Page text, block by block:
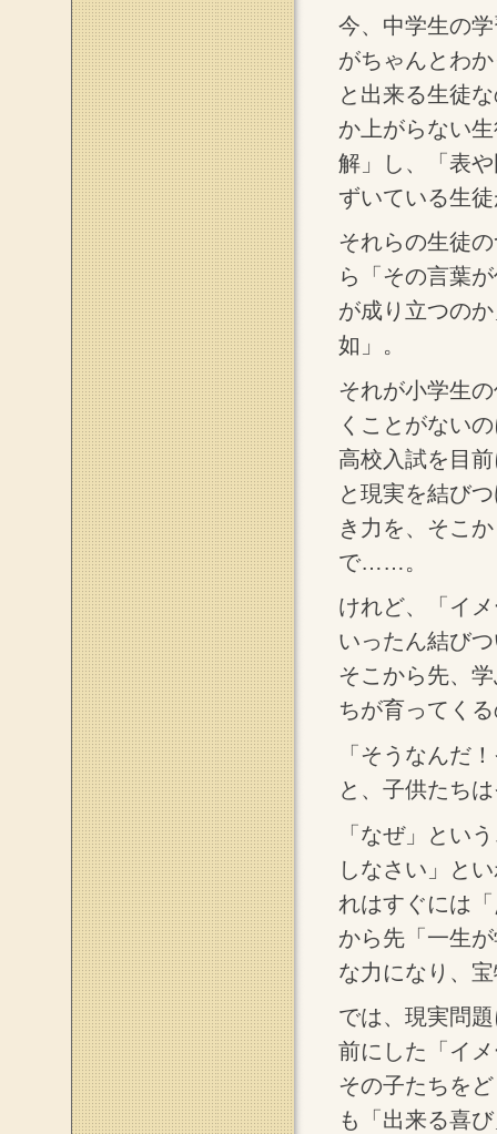
今、中学生の
がちゃんとわ
と出来る生徒
か上がらない
解」し、「表
ずいている生
それらの生徒
ら「その言葉
が成り立つの
如」。
それが小学生
くことがない
高校入試を目
と現実を結び
き力を、そこ
で……。
けれど、「イ
いったん結び
そこから先、
ちが育ってく
「そうなんだ
と、子供たち
「なぜ」とい
しなさい」と
れはすぐには
から先「一生
な力になり、
では、現実問
前にした「イ
その子たちを
も「出来る喜